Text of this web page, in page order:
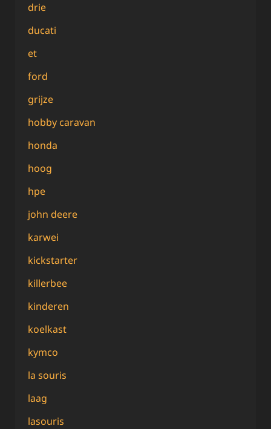
drie
ducati
et
ford
grijze
hobby caravan
honda
hoog
hpe
john deere
karwei
kickstarter
killerbee
kinderen
koelkast
kymco
la souris
laag
lasouris